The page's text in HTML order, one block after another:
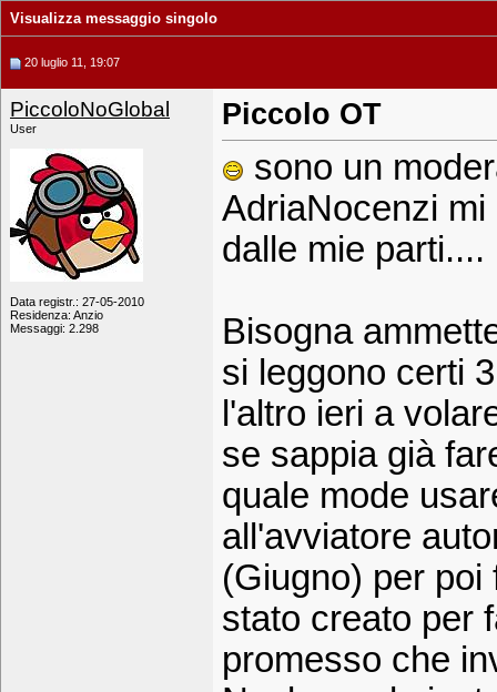
Visualizza messaggio singolo
20 luglio 11, 19:07
PiccoloNoGlobal
User
Data registr.: 27-05-2010
Residenza: Anzio
Messaggi: 2.298
Piccolo OT
sono un
AdriaNocenzi
dalle mie parti....
Bisogna
si leggono certi
l'altro ieri a
se sappia già
quale mode
all'avviatore
(Giugno) per
stato creato per
promesso che